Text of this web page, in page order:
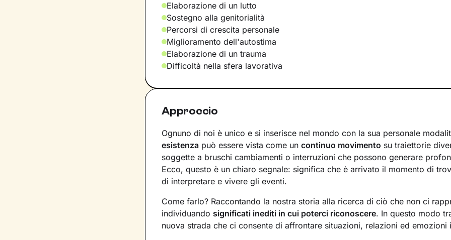
Elaborazione di un lutto
Sostegno alla genitorialità
Percorsi di crescita personale
Miglioramento dell'autostima
Elaborazione di un trauma
Difficoltà nella sfera lavorativa
Approccio
Ognuno di noi è unico e si inserisce nel mondo con la sua personale
esistenza può essere vista come un continuo movimento su traiettorie
soggette a bruschi cambiamenti o interruzioni che possono generare
Ecco, questo è un chiaro segnale: significa che è arrivato il momento di
di interpretare e vivere gli eventi.
Come farlo? Raccontando la nostra storia alla ricerca di ciò che non ci
individuando significati inediti in cui poterci riconoscere. In questo modo
nuova strada che ci consente di affrontare situazioni, relazioni ed emozioni